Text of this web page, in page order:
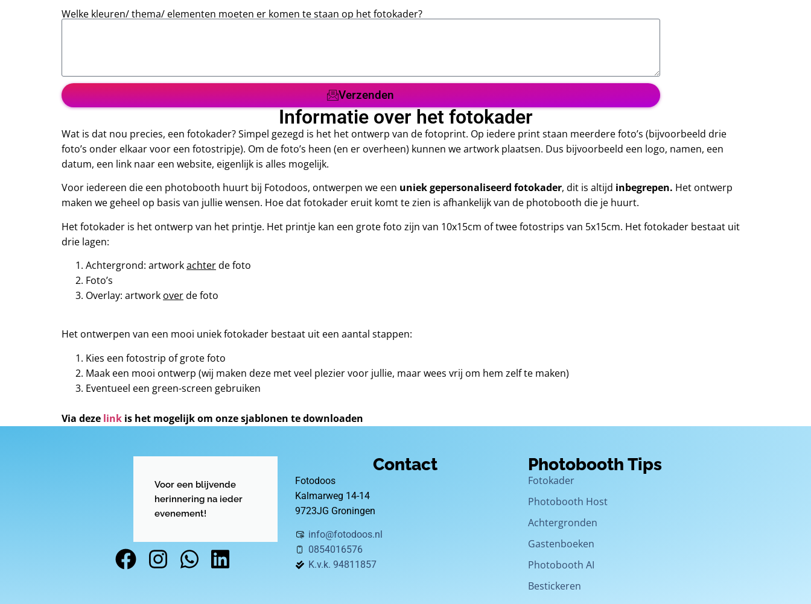
Welke kleuren/ thema/ elementen moeten er komen te staan op het fotokader?
Verzenden
Informatie over het fotokader
Wat is dat nou precies, een fotokader? Simpel gezegd is het het ontwerp van de fotoprint. Op iedere print staan meerdere foto’s (bijvoorbeeld drie
foto’s onder elkaar voor een fotostripje). Om de foto’s heen (en er overheen) kunnen we artwork plaatsen. Dus bijvoorbeeld een logo, namen, een
datum, een link naar een website, eigenlijk is alles mogelijk.
Voor iedereen die een photobooth huurt bij Fotodoos, ontwerpen we een uniek gepersonaliseerd fotokader, dit is altijd inbegrepen. Het ontwerp
maken we geheel op basis van jullie wensen. Hoe dat fotokader eruit komt te zien is afhankelijk van de photobooth die je huurt.
Het fotokader is het ontwerp van het printje. Het printje kan een grote foto zijn van 10x15cm of twee fotostrips van 5x15cm. Het fotokader bestaat uit
drie lagen:
Achtergrond: artworkachterde foto
Foto’s
Overlay: artwork overde foto
Het ontwerpen van een mooi uniek fotokader bestaat uit een aantal stappen:
Kies een fotostrip of grote foto
Maak een mooi ontwerp (wij maken deze met veel plezier voor jullie, maar wees vrij om hem zelf te maken)
Eventueel een green-screen gebruiken
Via deze link is het mogelijk om onze sjablonen te downloaden
Voor een blijvende
herinnering na ieder
evenement!
Contact
Fotodoos
Kalmarweg 14-14
9723JG Groningen
info@fotodoos.nl
0854016576
K.v.k. 94811857
Photobooth Tips
Fotokader
Photobooth Host
Achtergronden
Gastenboeken
Photobooth AI
Bestickeren